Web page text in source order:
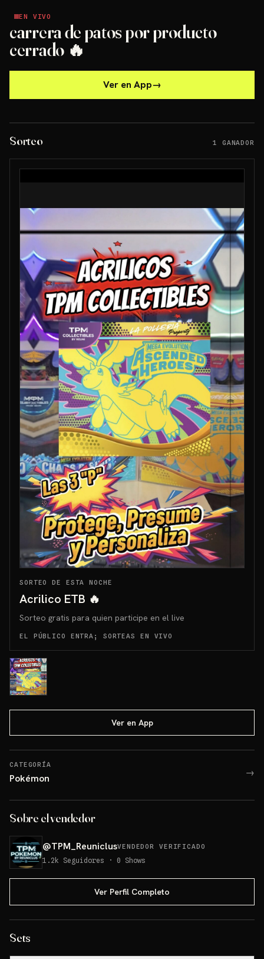
EN VIVO
EN VIVO
carrera de patos por producto
cerrado 🔥
Ver en App→
Sorteo 1 GANADOR
SORTEO DE ESTA NOCHE
Acrilico ETB 🔥
Sorteo gratis para quien participe en el live
EL PÚBLICO ENTRA; SORTEAS EN VIVO
Ver en App
CATEGORÍA
Pokémon →
Sobre el vendedor
@TPM_ReuniclusVENDEDOR VERIFICADO
1.2k Seguidores · 0 Shows
Ver Perfil Completo
Sets